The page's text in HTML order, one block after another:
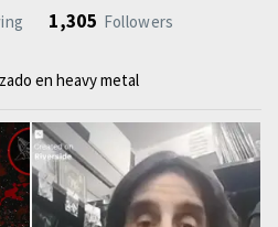
1,305 Followers
en heavy metal